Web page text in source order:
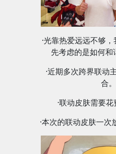
·光靠热爱远远不够
先考虑的是如何和
·近期多次跨界联动
合。
·联动皮肤需要花
·本次的联动皮肤一次